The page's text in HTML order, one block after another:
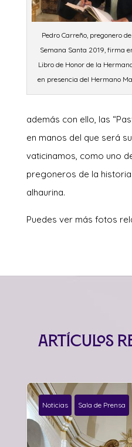
Pedro Carreño, pregonero
Semana Santa 2019, firma
Libro de Honor de la
en presencia del Hermano
además con ello, las
en manos del que será
vaticinamos, como uno
pregoneros de la
alhaurina.
Puedes ver más fotos
Artículos
Noticias Sala de Prensa